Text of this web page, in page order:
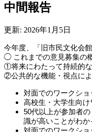
中間報告
更新: 2026年1月5日
今年度、「旧市民文化会
◯ これまでの意見募集の
①将来にわたって持続的
②公共的な機能・視点に
対面でのワークシ
高校生・大学生向け
50代以上が参加者
識が高いことがわか
対面でのワークシ